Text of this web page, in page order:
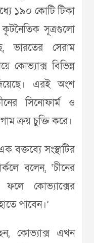
১৯০ কোটি টিকা
সূত্রগুলো
ভারতের সেরাম
কোভ্যাক্স বিভিন্ন
এরই অংশ
সিনোফার্ম ও
ক্রয় চুক্তি করে।
বক্তব্যে সংস্থাটির
বলেন, ‘চীনের
ফলে কোভ্যাক্সের
পাবেন।’
কোভ্যাক্স এখন